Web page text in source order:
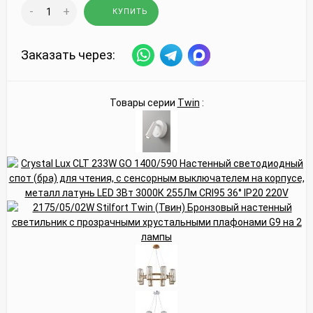
- + КУПИТЬ
Заказать через:
Товары серии Twin :